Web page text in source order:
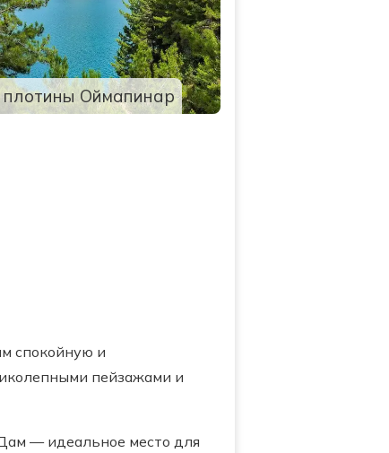
Оймапинар
спокойную и
пейзажами и
— идеальное место для